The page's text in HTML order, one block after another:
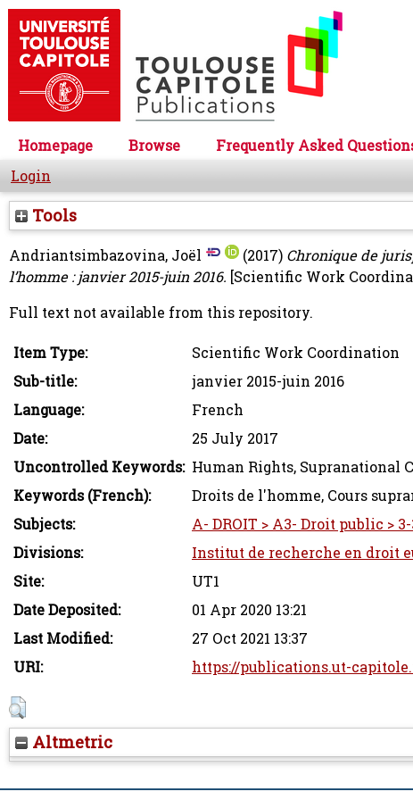
Homepage Browse Frequently Asked
Login
Tools
Andriantsimbazovina, Joël (2017) Chronique de
l’homme : janvier 2015-juin 2016. [Scientific Work
Full text not available from this repository.
Item Type:
Scientific Work Coordination
Sub-title:
janvier 2015-juin 2016
Language:
French
Date:
25 July 2017
Uncontrolled Keywords: Human Rights, Supranational
Keywords (French):
Droits de l'homme, Cours
Subjects:
A- DROIT > A3- Droit public >
Divisions:
Institut de recherche en droit
Site:
UT1
Date Deposited:
01 Apr 2020 13:21
Last Modified:
27 Oct 2021 13:37
URI:
https://publications.ut-
Altmetric